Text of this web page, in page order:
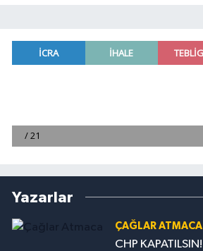
Yazarlar
ÇAĞLAR ATMACA
CHP KAPATILSIN!